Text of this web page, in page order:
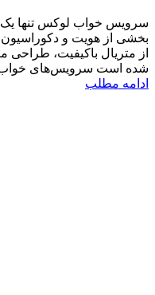
سرویس خواب لوکس تنها یک
بخشی از هویت و
از متریال باکیفیت،
شده است سرویس‌های
ادامه مطلب